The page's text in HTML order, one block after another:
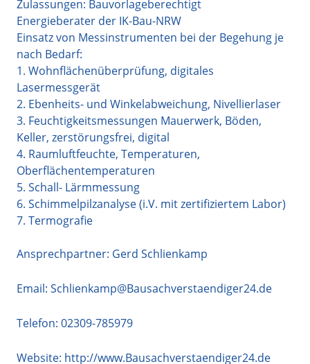
Zulassungen: Bauvorlageberechtigt
Energieberater der IK-Bau-NRW
Einsatz von Messinstrumenten bei der Begehung je
nach Bedarf:
1. Wohnflächenüberprüfung, digitales
Lasermessgerät
2. Ebenheits- und Winkelabweichung, Nivellierlaser
3. Feuchtigkeitsmessungen Mauerwerk, Böden,
Keller, zerstörungsfrei, digital
4. Raumluftfeuchte, Temperaturen,
Oberflächentemperaturen
5. Schall- Lärmmessung
6. Schimmelpilzanalyse (i.V. mit zertifiziertem Labor)
7. Termografie
Ansprechpartner: Gerd Schlienkamp
Email: Schlienkamp@Bausachverstaendiger24.de
Telefon: 02309-785979
Website: http://www.Bausachverstaendiger24.de